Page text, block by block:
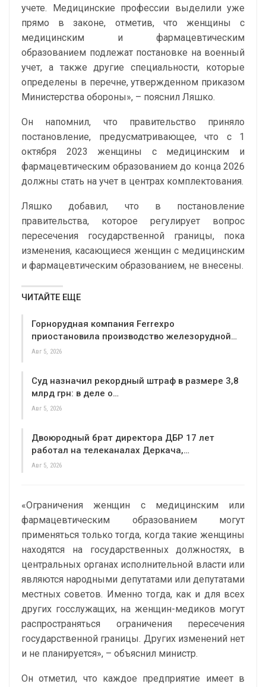
учете. Медицинские профессии выделили уже
прямо в законе, отметив, что женщины с
медицинским и фармацевтическим
образованием подлежат постановке на военный
учет, а также другие специальности, которые
определены в перечне, утвержденном приказом
Министерства обороны», – пояснил Ляшко.
Он напомнил, что правительство приняло
постановление, предусматривающее, что с 1
октября 2023 женщины с медицинским и
фармацевтическим образованием до конца 2026
должны стать на учет в центрах комплектования.
Ляшко добавил, что в постановление
правительства, которое регулирует вопрос
пересечения государственной границы, пока
изменения, касающиеся женщин с медицинским
и фармацевтическим образованием, не внесены.
ЧИТАЙТЕ ЕЩЕ
Горнорудная компания Ferrexpo
приостановила производство железорудной…
Авг 5, 2026
Суд назначил рекордный штраф в размере 3,8
млрд грн: в деле о…
Авг 5, 2026
Двоюродный брат директора ДБР 17 лет
работал на телеканалах Деркача,…
Авг 5, 2026
«Ограничения женщин с медицинским или
фармацевтическим образованием могут
применяться только тогда, когда такие женщины
находятся на государственных должностях, в
центральных органах исполнительной власти или
являются народными депутатами или депутатами
местных советов. Именно тогда, как и для всех
других госслужащих, на женщин-медиков могут
распространяться ограничения пересечения
государственной границы. Других изменений нет
и не планируется», – объяснил министр.
Он отметил, что каждое предприятие имеет в